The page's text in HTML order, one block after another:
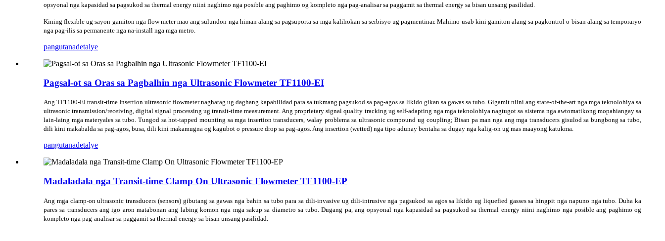
opsyonal nga kapasidad sa pagsukod sa thermal energy niini naghimo nga posible ang paghimo og kompleto nga pag-analisar sa paggamit sa thermal energy sa bisan unsang pasilidad.
Kining flexible ug sayon ​​gamiton nga flow meter mao ang sulundon nga himan alang sa pagsuporta sa mga kalihokan sa serbisyo ug pagmentinar. Mahimo usab kini gamiton alang sa pagkontrol o bisan alang sa temporaryo
nga pag-ilis sa permanente nga na-install nga mga metro.
pangutanadetalye
Pagsal-ot sa Oras sa Pagbalhin nga Ultrasonic Flowmeter TF1100-EI
Ang TF1100-EI transit-time Insertion ultrasonic flowmeter naghatag ug daghang kapabilidad para sa tukmang pagsukod sa pag-agos sa likido gikan sa gawas sa tubo. Gigamit niini ang state-of-the-art nga mga teknolohiya sa
ultrasonic transmission/receiving, digital signal processing ug transit-time measurement. Ang proprietary signal quality tracking ug self-adapting nga mga teknolohiya nagtugot sa sistema nga awtomatikong mopahiangay sa
lain-laing mga materyales sa tubo. Tungod sa hot-tapped mounting sa mga insertion transducers, walay problema sa ultrasonic compound ug coupling; Bisan pa man nga ang mga transducers gisulod sa bungbong sa tubo,
dili kini makabalda sa pag-agos, busa, dili kini makamugna og kagubot o pressure drop sa pag-agos. Ang insertion (wetted) nga tipo adunay bentaha sa dugay nga kalig-on ug mas maayong katukma.
pangutanadetalye
Madaladala nga Transit-time Clamp On Ultrasonic Flowmeter TF1100-EP
Ang mga clamp-on ultrasonic transducers (sensors) gibutang sa gawas nga bahin sa tubo para sa dili-invasive ug dili-intrusive nga pagsukod sa agos sa likido ug liquefied gasses sa hingpit nga napuno nga tubo. Duha ka
pares sa transducers ang igo aron matabonan ang labing komon nga mga sakup sa diametro sa tubo. Dugang pa, ang opsyonal nga kapasidad sa pagsukod sa thermal energy niini naghimo nga posible ang paghimo og
kompleto nga pag-analisar sa paggamit sa thermal energy sa bisan unsang pasilidad.